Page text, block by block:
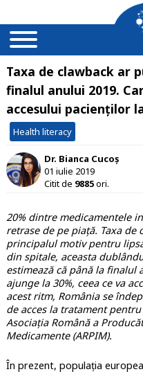
Taxa de clawback ar
finalul anului 2019.
accesului pacienților
Health literacy
Dr. Bianca Cucoș
01 iulie 2019
Citit de 9885ori.
20% dintre medicamentele
retrase de pe piață. Taxa de
principalul motiv pentru
din spitale, aceasta
estimează că până la finalul
ajunge la 30%, ceea ce va
acest ritm, România se
de acces la tratament
Asociația Română a
Medicamente (ARPIM).
În prezent, populația